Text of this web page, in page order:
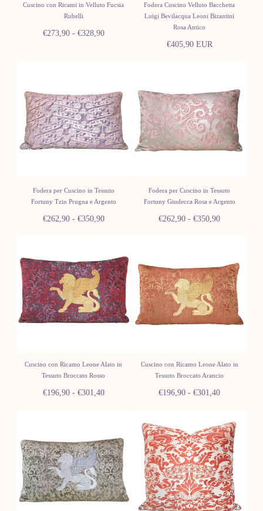
Cuscino con Ricami in Velluto Fucsia
Rubelli
Prezzo
€273,90 - Prezzo
€328,90
Fodera Cuscino Velluto Bacchetta
Luigi Bevilacqua Leoni Bizantini
Rosa Antico
Prezzo
€405,90 EUR
Fodera per Cuscino in Tessuto
Fortuny Tzin Prugna e Argento
Prezzo
€262,90 - Prezzo
€350,90
Fodera per Cuscino in Tessuto
Fortuny Giudecca Rosa e Argento
Prezzo
€262,90 - Prezzo
€350,90
Cuscino con Ricamo Leone Alato in
Tessuto Broccato Rosso
Prezzo
€196,90 - Prezzo
€301,40
Cuscino con Ricamo Leone Alato in
Tessuto Broccato Arancio
Prezzo
€196,90 - Prezzo
€301,40